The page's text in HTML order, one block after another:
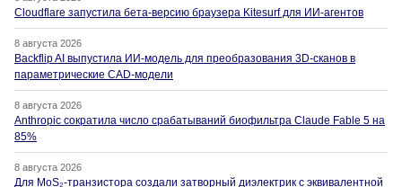
Cloudflare запустила бета-версию браузера Kitesurf для ИИ-агентов
8 августа 2026
Backflip AI выпустила ИИ-модель для преобразования 3D-сканов в
параметрические CAD-модели
8 августа 2026
Anthropic сократила число срабатываний биофильтра Claude Fable 5 на
85%
8 августа 2026
Для MoS₂-транзистора создали затворный диэлектрик с эквивалентной